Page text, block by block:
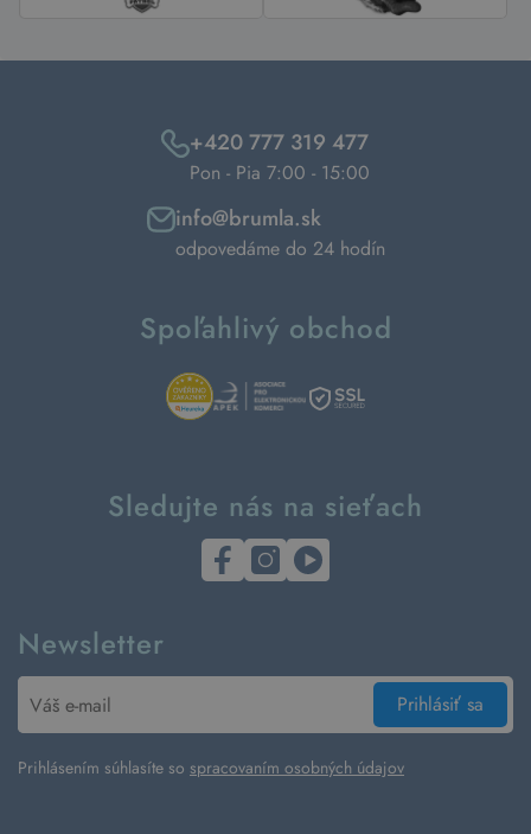
+420 777 319 477
Pon - Pia 7:00 - 15:00
info@brumla.sk
odpovedáme do 24 hodín
Spoľahlivý obchod
Sledujte nás na sieťach
Newsletter
Prihlásiť sa
Prihlásením súhlasíte so spracovaním osobných údajov